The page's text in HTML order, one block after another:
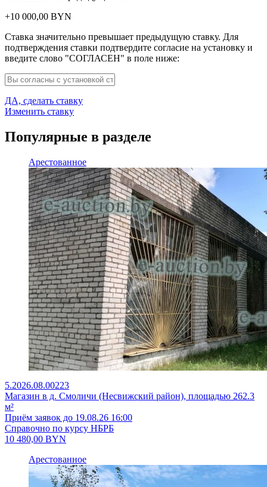
+10 000,00 BYN
Ставка значительно превышает предыдущую ставку. Для
подтверждения ставки подтвердите согласие на установку и
введите слово "СОГЛАСЕН" в поле ниже:
ДА, сделать ставку
Изменить ставку
Популярные в разделе
Арестованное
5.2026.08.00223
Магазин в д. Смоличи (Несвижский район), площадью 262.3
м²
Приём заявок до 19.08.26 16:00
Справочно по курсу НБРБ
10 480,00 BYN
Арестованное